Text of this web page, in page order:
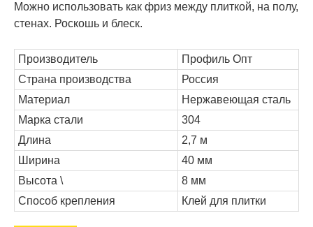
Можно использовать как фриз между плиткой, на полу,
стенах. Роскошь и блеск.
Производитель
Профиль Опт
Страна производства
Россия
Материал
Нержавеющая сталь
Марка стали
304
Длина
2,7 м
Ширина
40 мм
Высота \
8 мм
Способ крепления
Клей для плитки